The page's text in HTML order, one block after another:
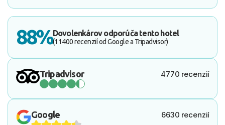
88%Dovolenkárov odporúča tento hotel
(11400 recenzií od Google a Tripadvisor)
Tripadvisor 4770 recenzií
Google 6630 recenzií